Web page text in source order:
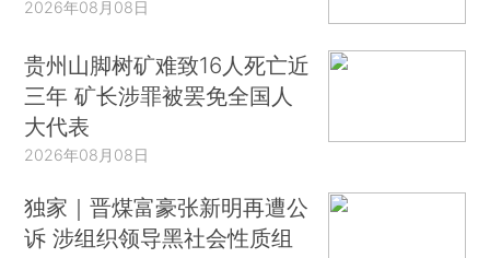
2026年08月08日
贵州山脚树矿难致16人死亡近
三年 矿长涉罪被罢免全国人
大代表
2026年08月08日
独家｜晋煤富豪张新明再遭公
诉 涉组织领导黑社会性质组